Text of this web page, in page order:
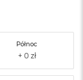
Północ